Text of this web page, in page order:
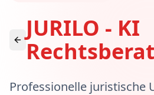
JURILO - KI
Professionelle juristische